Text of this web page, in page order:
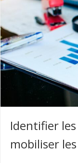
Identifier
mobiliser